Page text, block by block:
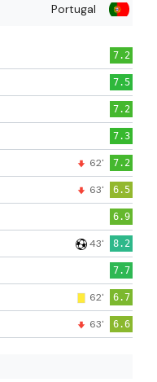
Portugal
7.2
7.5
7.2
7.3
62' 7.2
63' 6.5
6.9
43' 8.2
7.7
62' 6.7
63' 6.6